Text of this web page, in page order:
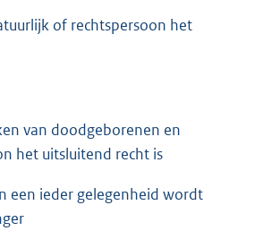
of rechtspersoon het
van doodgeborenen en
het uitsluitend recht is
een ieder gelegenheid wordt